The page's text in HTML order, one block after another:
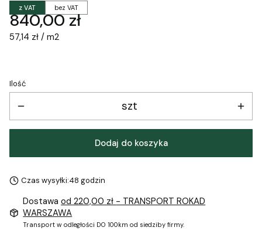
z VAT bez VAT
Cena
840,00 zł
57,14 zł / m2
Ilość
szt
Dodaj do koszyka
Czas wysyłki:48 godzin
Dostawaod 220,00 zł - TRANSPORT ROKAD
WARSZAWA
Transport w odległości DO 100km od siedziby firmy.